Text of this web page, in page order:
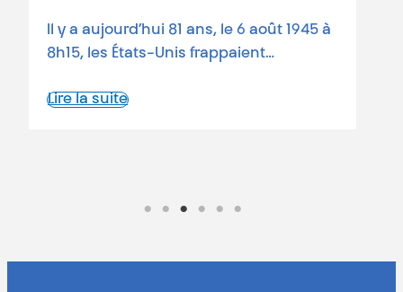
81 ans depuis les bombardements
atomiques Le 6 août 1945, une bombe